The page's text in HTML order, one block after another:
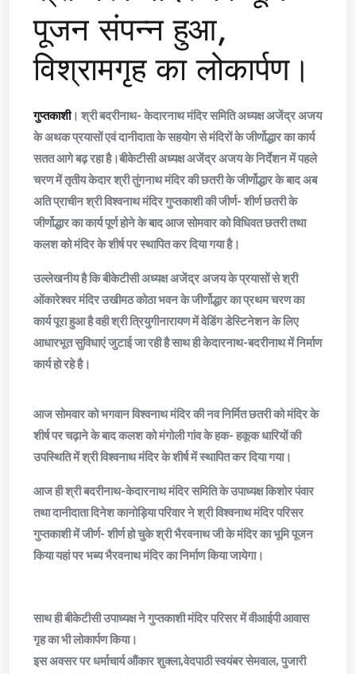
पूजन संपन्न हुआ,
विश्रामगृह का लोकार्पण।
गुप्तकाशी। श्री बदरीनाथ- केदारनाथ मंदिर समिति अध्यक्ष अजेंद्र अजय
के अथक प्रयासों एवं दानीदाता के सहयोग से मंदिरों के जीर्णोद्धार का कार्य
सतत आगे बढ़ रहा है।बीकेटीसी अध्यक्ष अजेंद्र अजय के निर्देशन में पहले
चरण में तृतीय केदार श्री तुंगनाथ मंदिर की छतरी के जीर्णोद्धार के बाद अब
अति प्राचीन श्री विश्वनाथ मंदिर गुप्तकाशी की जीर्ण- शीर्ण छतरी के
जीर्णोद्धार का कार्य पूर्ण होने के बाद आज सोमवार को विधिवत छतरी तथा
कलश को मंदिर के शीर्ष पर स्थापित कर दिया गया है।
उल्लेखनीय है कि बीकेटीसी अध्यक्ष अजेंद्र अजय के प्रयासों से श्री
ओंकारेश्वर मंदिर उखीमठ कोठा भवन के जीर्णोद्धार का प्रथम चरण का
कार्य पूरा हुआ है वही श्री त्रियुगीनारायण में वेडिंग डेस्टिनेशन के लिए
आधारभूत सुविधाएं जुटाई जा रही है साथ ही केदारनाथ-बदरीनाथ में निर्माण
कार्य हो रहे है।
आज सोमवार को भगवान विश्वनाथ मंदिर की नव निर्मित छतरी को मंदिर के
शीर्ष पर चढ़ाने के बाद कलश को मंगोली गांव के हक- हकूक धारियों की
उपस्थिति में श्री विश्वनाथ मंदिर के शीर्ष में स्थापित कर दिया गया।
आज ही श्री बदरीनाथ-केदारनाथ मंदिर समिति के उपाध्यक्ष किशोर पंवार
तथा दानीदाता दिनेश कानोड़िया परिवार ने श्री विश्वनाथ मंदिर परिसर
गुप्तकाशी में जीर्ण- शीर्ण हो चुके श्री भैरवनाथ जी के मंदिर का भूमि पूजन
किया यहां पर भब्य भैरवनाथ मंदिर का निर्माण किया जायेगा।
साथ ही बीकेटीसी उपाध्यक्ष ने गुप्तकाशी मंदिर परिसर में वीआईपी आवास
गृह का भी लोकार्पण किया।
इस अवसर पर धर्माचार्य औंकार शुक्ला,‌वेदपाठी स्वयंबर सेमवाल, पुजारी